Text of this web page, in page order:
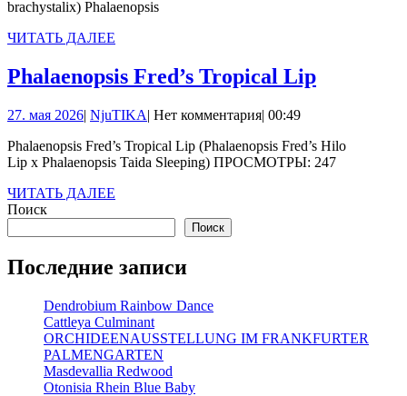
brachystalix) Phalaenopsis
ЧИТАТЬ ДАЛЕЕ
Phalaenopsis Fred’s Tropical Lip
Lip
27. мая 202627.
2026
| NjuTIKANjuTIKA
| Нет комментария| 00:49
Phalaenopsis Fred’s Tropical Lip (Phalaenopsis Fred’s Hilo
Lip x Phalaenopsis Taida Sleeping) ПРОСМОТРЫ: 247
ЧИТАТЬ ДАЛЕЕ
Поиск
Поиск
Последние записи
Dendrobium Rainbow Dance
Cattleya Culminant
ORCHIDEENAUSSTELLUNG IM FRANKFURTER
PALMENGARTEN
Masdevallia Redwood
Otonisia Rhein Blue Baby